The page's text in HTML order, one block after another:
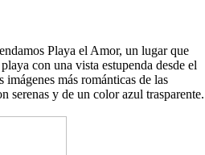
Playa el Amor, un lugar que
con una vista estupenda desde el
imágenes más románticas de las
serenas y de un color azul trasparente.